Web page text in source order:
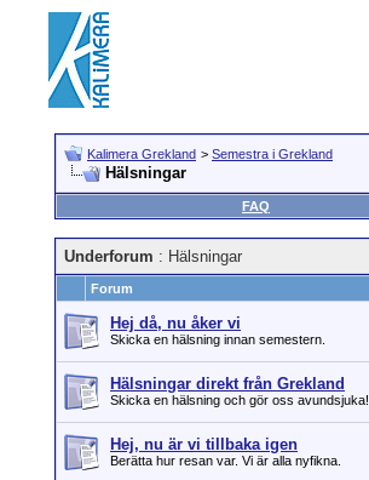
Kalimera Grekland > Semestra i Grekland
Hälsningar
FAQ
Underforum : Hälsningar
Forum
Hej då, nu åker vi
Skicka en hälsning innan semestern.
Hälsningar direkt från Grekland
Skicka en hälsning och gör oss avundsjuka!
Hej, nu är vi tillbaka igen
Berätta hur resan var. Vi är alla nyfikna.